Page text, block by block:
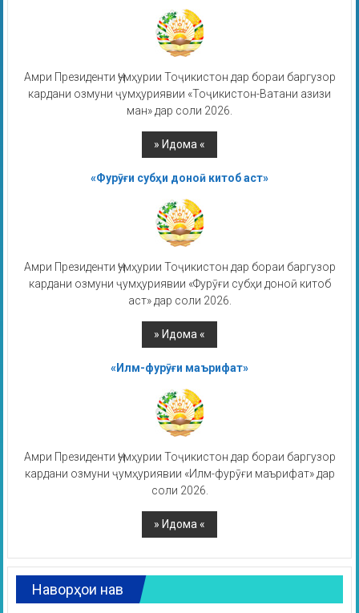
Амри Президенти Ҷумҳурии Тоҷикистон дар бораи баргузор
кардани озмуни ҷумҳуриявии «Тоҷикистон-Ватани азизи
ман» дар соли 2026.
«Фурӯғи субҳи доноӣ китоб аст»
Амри Президенти Ҷумҳурии Тоҷикистон дар бораи баргузор
кардани озмуни ҷумҳуриявии «Фурӯғи субҳи доноӣ китоб
аст» дар соли 2026.
«Илм-фурӯғи маърифат»
Амри Президенти Ҷумҳурии Тоҷикистон дар бораи баргузор
кардани озмуни ҷумҳуриявии «Илм-фурӯғи маърифат» дар
соли 2026.
Наворҳои нав